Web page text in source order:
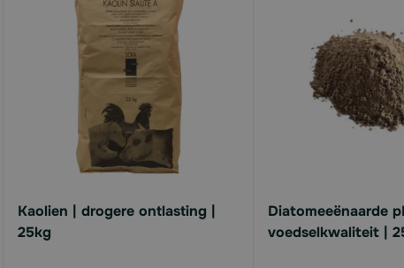
Kaolien | drogere ontlasting |
25kg
Diatomeeënaarde
voedselkwaliteit |